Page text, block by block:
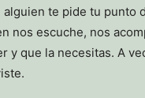
te pide tu punto
nos escuche, nos
y que la necesitas. A